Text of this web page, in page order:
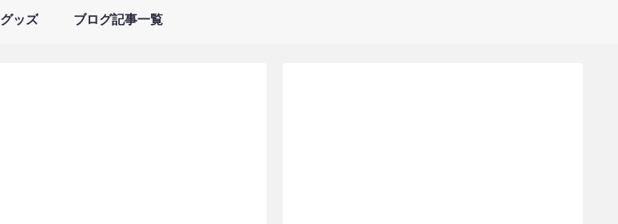
グッズ ブログ記事一覧